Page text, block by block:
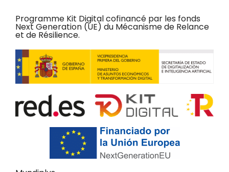
Programme Kit Digital cofinancé par les fonds
Next Generation (UE) du Mécanisme de Relance
et de Résilience.